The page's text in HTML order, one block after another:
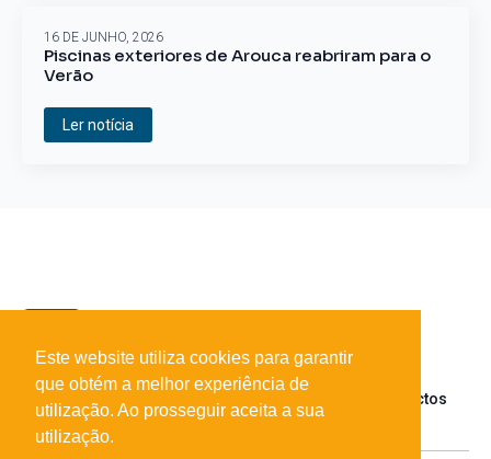
Piscinas exteriores de Arouca reabriram para o
Verão
16 DE JUNHO, 2026
Ler notícia
Contactos
Este website utiliza cookies para garantir
que obtém a melhor experiência de
utilização. Ao prosseguir aceita a sua
utilização.